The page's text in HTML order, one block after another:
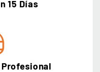
15 Días